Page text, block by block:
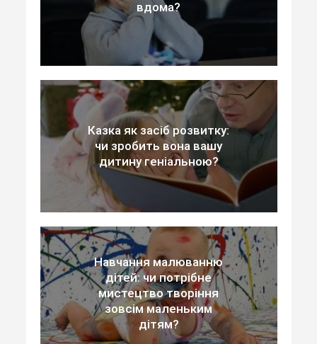
вдома?
Казка як засіб розвитку:
чи зробить вона вашу
дитину геніальною?
Навчання малюванню
дітей: чи потрібне
мистецтво творіння
зовсім маленьким
дітям?